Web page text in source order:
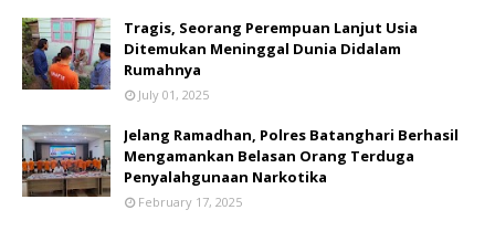
Tragis, Seorang Perempuan Lanjut Usia
Ditemukan Meninggal Dunia Didalam
Rumahnya
July 01, 2025
Jelang Ramadhan, Polres Batanghari Berhasil
Mengamankan Belasan Orang Terduga
Penyalahgunaan Narkotika
February 17, 2025